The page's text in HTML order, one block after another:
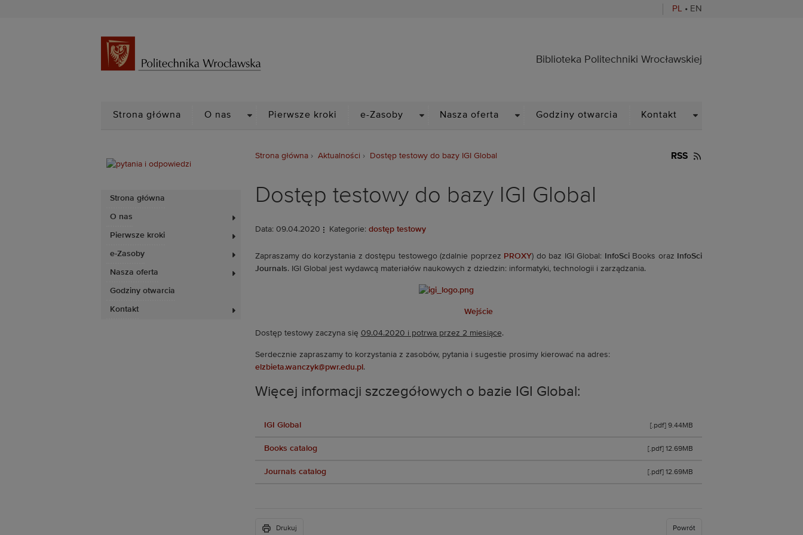
PL • EN
Biblioteka Politechniki Wrocławskiej
Biblioteka Politechniki Wrocławskiej
Strona główna O nas Pierwsze kroki e-Zasoby Nasza oferta Godziny otwarcia Kontakt
Strona główna
O nas
Pierwsze kroki
e-Zasoby
Nasza oferta
Godziny otwarcia
Kontakt
Strona główna Aktualności Dostęp testowy do bazy IGI Global RSS
Dostęp testowy do bazy IGI Global
Data: 09.04.2020 Kategorie: dostęp testowy
Zapraszamy do korzystania z dostępu testowego (zdalnie poprzez PROXY) do baz IGI Global: InfoSciBooks oraz
InfoSci
Journals. IGI Global jest wydawcą materiałów naukowych z dziedzin: informatyki, technologii i zarządzania.
Wejście
Dostęp testowy zaczyna się 09.04.2020 i potrwa przez 2 miesiące.
Serdecznie zapraszamy to korzystania z zasobów, pytania i sugestie prosimy kierować na adres:
elzbieta.wanczyk@pwr.edu.pl .
Więcej informacji szczegółowych o bazie IGI Global:
IGI Global [.pdf] 9.44MB
Books catalog [.pdf] 12.69MB
Journals catalog [.pdf] 12.69MB
Drukuj Powrót